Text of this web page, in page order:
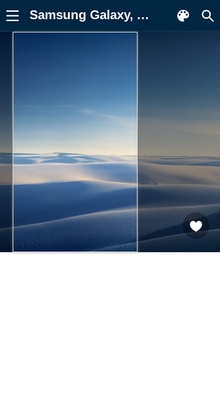
Samsung Galaxy, Samsung, Samsung Galaxy Фото